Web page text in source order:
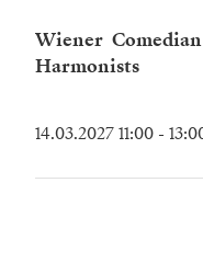
Wiener Comedian
Harmonists
14.03.2027 11:00 -